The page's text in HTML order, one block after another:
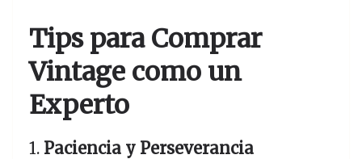
Tips para Comprar
Vintage como un
Experto
1. Paciencia y Perseverancia